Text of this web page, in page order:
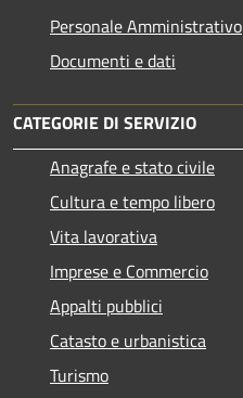
Personale Amministrativo
Documenti e dati
CATEGORIE DI SERVIZIO
Anagrafe e stato civile
Cultura e tempo libero
Vita lavorativa
Imprese e Commercio
Appalti pubblici
Catasto e urbanistica
Turismo